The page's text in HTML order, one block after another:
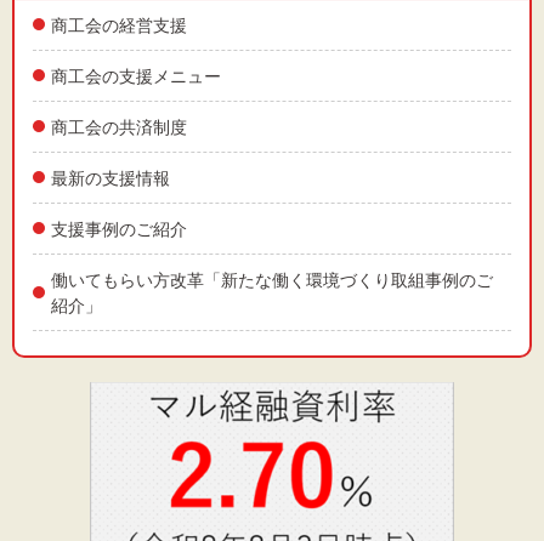
商工会の経営支援
商工会の支援メニュー
商工会の共済制度
最新の支援情報
支援事例のご紹介
働いてもらい方改革「新たな働く環境づくり取組事例のご
紹介」